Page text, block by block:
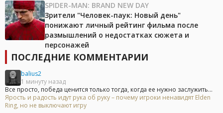
SPIDER-MAN: BRAND NEW DAY
Зрители "Человек-паук: Новый день"
понижают личный рейтинг фильма после
размышлений о недостатках сюжета и
персонажей
ПОСЛЕДНИЕ КОММЕНТАРИИ
balius2
1 минуту назад
Все просто, победа ценится только тогда, когда ее нужно заслужить...
Ярость и радость идут рука об руку – почему игроки ненавидят Elden
Ring, но не выключают игру